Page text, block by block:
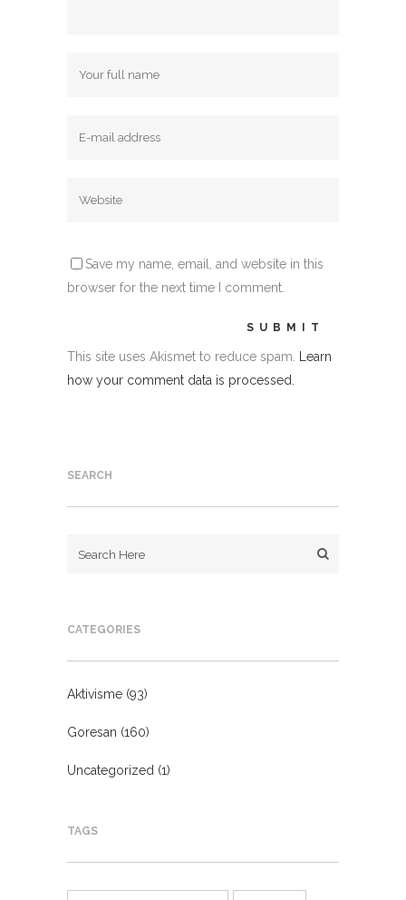
Save my name, email, and website in this
browser for the next time I comment.
This site uses Akismet to reduce spam. Learn
how your comment data is processed.
SEARCH
CATEGORIES
Aktivisme (93)
Goresan (160)
Uncategorized (1)
TAGS